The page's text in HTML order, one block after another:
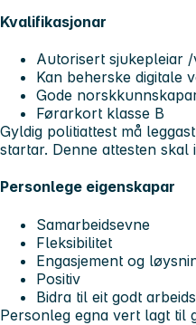
Kvalifikasjonar
Autorisert sjukepleiar
Kan beherske digitale
Gode
Førarkort klasse B
Gyldig politiattest må
startar. Denne attesten skal
Personlege eigenskapar
Samarbeidsevne
Fleksibilitet
Engasjement og
Positiv
Bidra til eit godt
Personleg egna vert lagt til